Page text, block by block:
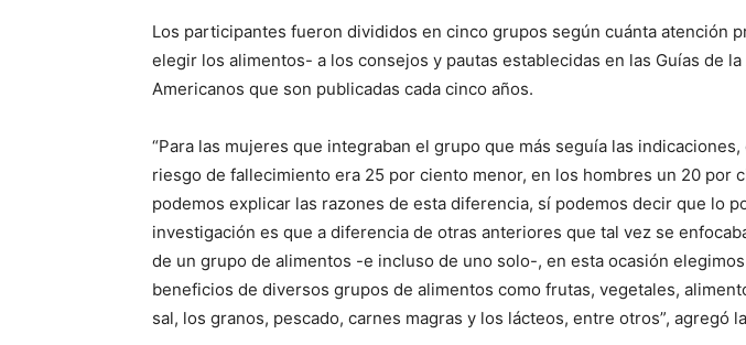
Los participantes fueron divididos en cinco grupos según cuánta atención
elegir los alimentos- a los consejos y pautas establecidas en las Guías de
Americanos que son publicadas cada cinco años.
“Para las mujeres que integraban el grupo que más seguía las
riesgo de fallecimiento era 25 por ciento menor, en los hombres un 20 por
podemos explicar las razones de esta diferencia, sí podemos decir que lo
investigación es que a diferencia de otras anteriores que tal vez se
de un grupo de alimentos -e incluso de uno solo-, en esta ocasión
beneficios de diversos grupos de alimentos como frutas, vegetales,
sal, los granos, pescado, carnes magras y los lácteos, entre otros”, agregó